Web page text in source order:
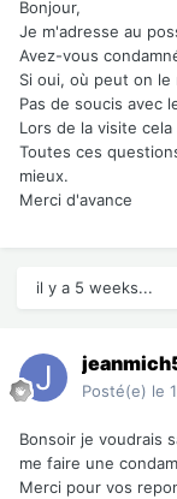
Bonjour,
Je m'adresse au
Avez-vous
Si oui, où peut on le
Pas de soucis avec
Lors de la visite
Toutes ces
mieux.
Merci d'avance
il y a 5 weeks...
Posté(e) le
Bonsoir je voudrais
me faire une
Merci pour vos